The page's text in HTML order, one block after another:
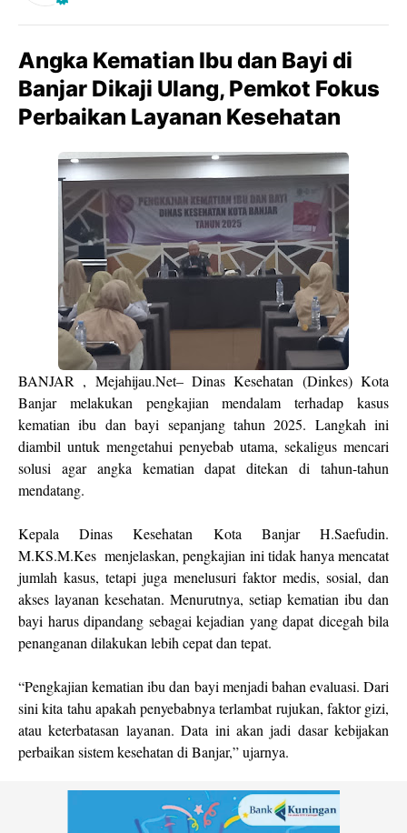
Angka Kematian Ibu dan Bayi di
Banjar Dikaji Ulang, Pemkot Fokus
Perbaikan Layanan Kesehatan
BANJAR , Mejahijau.Net– Dinas Kesehatan (Dinkes) Kota
Banjar melakukan pengkajian mendalam terhadap kasus
kematian ibu dan bayi sepanjang tahun 2025. Langkah ini
diambil untuk mengetahui penyebab utama, sekaligus mencari
solusi agar angka kematian dapat ditekan di tahun-tahun
mendatang.
Kepala Dinas Kesehatan Kota Banjar H.Saefudin.
M.KS.M.Kes menjelaskan, pengkajian ini tidak hanya mencatat
jumlah kasus, tetapi juga menelusuri faktor medis, sosial, dan
akses layanan kesehatan. Menurutnya, setiap kematian ibu dan
bayi harus dipandang sebagai kejadian yang dapat dicegah bila
penanganan dilakukan lebih cepat dan tepat.
“Pengkajian kematian ibu dan bayi menjadi bahan evaluasi. Dari
sini kita tahu apakah penyebabnya terlambat rujukan, faktor gizi,
atau keterbatasan layanan. Data ini akan jadi dasar kebijakan
perbaikan sistem kesehatan di Banjar,” ujarnya.